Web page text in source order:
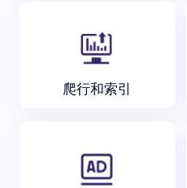
爬行和索引